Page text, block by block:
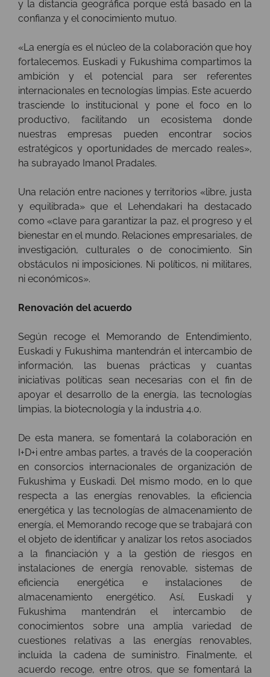
y la distancia geográfica porque está basado en la
confianza y el conocimiento mutuo.
«La energía es el núcleo de la colaboración que hoy
fortalecemos. Euskadi y Fukushima compartimos la
ambición y el potencial para ser referentes
internacionales en tecnologías limpias. Este acuerdo
trasciende lo institucional y pone el foco en lo
productivo, facilitando un ecosistema donde
nuestras empresas pueden encontrar socios
estratégicos y oportunidades de mercado reales»,
ha subrayado Imanol Pradales.
Una relación entre naciones y territorios «libre, justa
y equilibrada» que el Lehendakari ha destacado
como «clave para garantizar la paz, el progreso y el
bienestar en el mundo. Relaciones empresariales, de
investigación, culturales o de conocimiento. Sin
obstáculos ni imposiciones. Ni políticos, ni militares,
ni económicos».
Renovación del acuerdo
Según recoge el Memorando de Entendimiento,
Euskadi y Fukushima mantendrán el intercambio de
información, las buenas prácticas y cuantas
iniciativas políticas sean necesarias con el fin de
apoyar el desarrollo de la energía, las tecnologías
limpias, la biotecnología y la industria 4.0.
De esta manera, se fomentará la colaboración en
I+D+i entre ambas partes, a través de la cooperación
en consorcios internacionales de organización de
Fukushima y Euskadi. Del mismo modo, en lo que
respecta a las energías renovables, la eficiencia
energética y las tecnologías de almacenamiento de
energía, el Memorando recoge que se trabajará con
el objeto de identificar y analizar los retos asociados
a la financiación y a la gestión de riesgos en
instalaciones de energía renovable, sistemas de
eficiencia energética e instalaciones de
almacenamiento energético. Así, Euskadi y
Fukushima mantendrán el intercambio de
conocimientos sobre una amplia variedad de
cuestiones relativas a las energías renovables,
incluida la cadena de suministro. Finalmente, el
acuerdo recoge, entre otros, que se fomentará la